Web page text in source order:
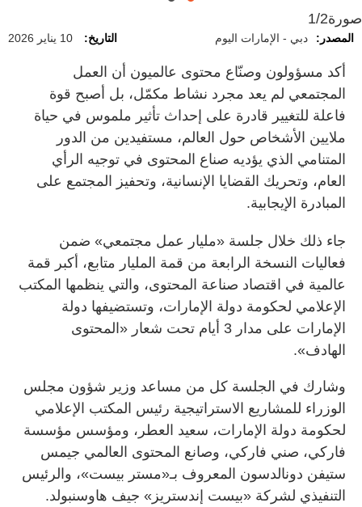
صورة1/2
المصدر: دبي - الإمارات اليوم التاريخ: 10 يناير 2026
أكد مسؤولون وصنّاع محتوى عالميون أن العمل
المجتمعي لم يعد مجرد نشاط مكمّل، بل أصبح قوة
فاعلة للتغيير قادرة على إحداث تأثير ملموس في حياة
ملايين الأشخاص حول العالم، مستفيدين من الدور
المتنامي الذي يؤديه صناع المحتوى في توجيه الرأي
العام، وتحريك القضايا الإنسانية، وتحفيز المجتمع على
المبادرة الإيجابية.
جاء ذلك خلال جلسة «مليار عمل مجتمعي» ضمن
فعاليات النسخة الرابعة من قمة المليار متابع، أكبر قمة
عالمية في اقتصاد صناعة المحتوى، والتي ينظمها المكتب
الإعلامي لحكومة دولة الإمارات، وتستضيفها دولة
الإمارات على مدار 3 أيام تحت شعار «المحتوى
الهادف».
وشارك في الجلسة كل من مساعد وزير شؤون مجلس
الوزراء للمشاريع الاستراتيجية رئيس المكتب الإعلامي
لحكومة دولة الإمارات، سعيد العطر، ومؤسس مؤسسة
فاركي، صني فاركي، وصانع المحتوى العالمي جيمس
ستيفن دونالدسون المعروف بـ«مستر بيست»، والرئيس
التنفيذي لشركة «بيست إندستريز» جيف هاوسنبولد.